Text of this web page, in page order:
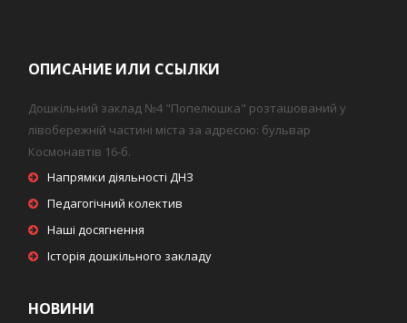
ОПИСАНИЕ ИЛИ ССЫЛКИ
Дошкільний заклад №4 "Попелюшка" розташований у
лівобережній частині міста за адресою: бульвар
Космонавтів 16-б.
Напрямки діяльності ДНЗ
Педагогічний колектив
Наші досягнення
Історія дошкільного закладу
НОВИНИ